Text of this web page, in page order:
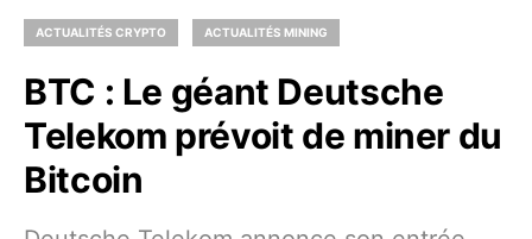
ACTUALITÉS CRYPTO ACTUALITÉS MINING
BTC : Le géant Deutsche
Telekom prévoit de miner du
Bitcoin